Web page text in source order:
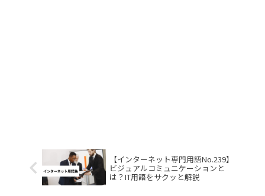
【インターネット専門用語No.239】
ビジュアルコミュニケーションと
は？IT用語をサクッと解説